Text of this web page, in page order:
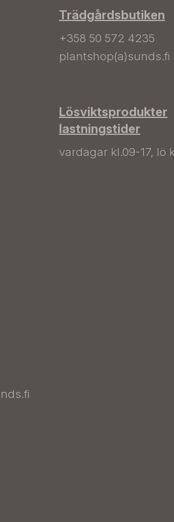
Trädgårdsbutiken
+358 50 572 4235
plantshop(a)sunds.fi
Lösviktsprodukter
lastningstider
vardagar kl.09-17, lö